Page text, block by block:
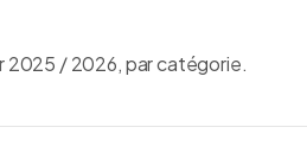
2025 / 2026, par catégorie.